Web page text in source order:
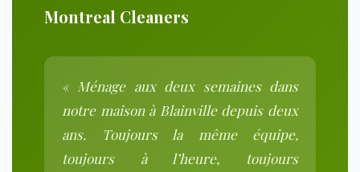
Montreal Cleaners
« Ménage aux deux semaines dans
notre maison à Blainville depuis deux
ans. Toujours la même équipe,
toujours à l’heure, toujours